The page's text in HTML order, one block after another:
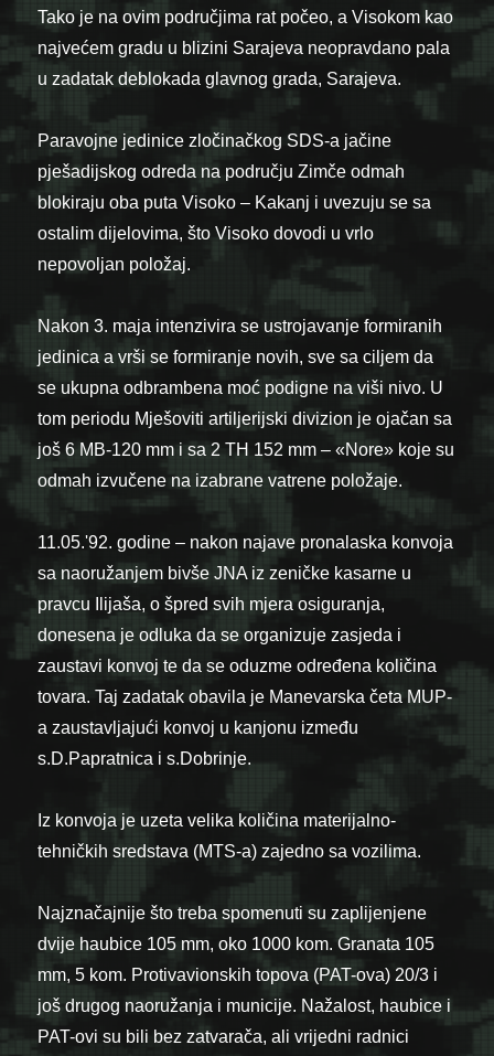
Tako je na ovim područjima rat počeo, a Visokom kao
najvećem gradu u blizini Sarajeva neopravdano pala
u zadatak deblokada glavnog grada, Sarajeva.
Paravojne jedinice zločinačkog SDS-a jačine
pješadijskog odreda na području Zimče odmah
blokiraju oba puta Visoko – Kakanj i uvezuju se sa
ostalim dijelovima, što Visoko dovodi u vrlo
nepovoljan položaj.
Nakon 3. maja intenzivira se ustrojavanje formiranih
jedinica a vrši se formiranje novih, sve sa ciljem da
se ukupna odbrambena moć podigne na viši nivo. U
tom periodu Mješoviti artiljerijski divizion je ojačan sa
još 6 MB-120 mm i sa 2 TH 152 mm – «Nore» koje su
odmah izvučene na izabrane vatrene položaje.
11.05.'92. godine – nakon najave pronalaska konvoja
sa naoružanjem bivše JNA iz zeničke kasarne u
pravcu Ilijaša, o špred svih mjera osiguranja,
donesena je odluka da se organizuje zasjeda i
zaustavi konvoj te da se oduzme određena količina
tovara. Taj zadatak obavila je Manevarska četa MUP-
a zaustavljajući konvoj u kanjonu između
s.D.Papratnica i s.Dobrinje.
Iz konvoja je uzeta velika količina materijalno-
tehničkih sredstava (MTS-a) zajedno sa vozilima.
Najznačajnije što treba spomenuti su zaplijenjene
dvije haubice 105 mm, oko 1000 kom. Granata 105
mm, 5 kom. Protivavionskih topova (PAT-ova) 20/3 i
još drugog naoružanja i municije. Nažalost, haubice i
PAT-ovi su bili bez zatvarača, ali vrijedni radnici